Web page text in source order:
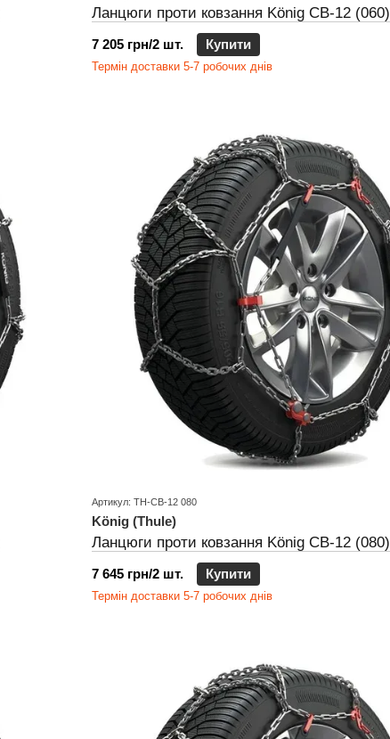
Ланцюги проти ковзання König CB-12 (060)
7 205 грн/2 шт. Купити
Термін доставки 5-7 робочих днів
Артикул: TH-CB-12 080
König (Thule)
Ланцюги проти ковзання König CB-12 (080)
7 645 грн/2 шт. Купити
Термін доставки 5-7 робочих днів